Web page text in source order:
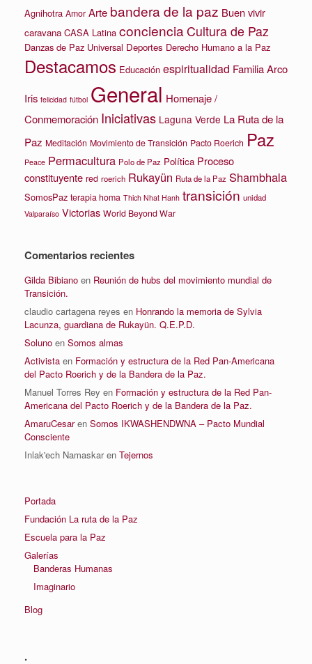
Agnihotra Amor Arte bandera de la paz Buen vivir
caravana CASA Latina concienciaCultura de Paz
Danzas de Paz Universal Deportes Derecho Humano a la Paz
Destacamos Educación espiritualidad Familia Arco
Iris felicidad fútbol General Homenaje /
Conmemoración Iniciativas Laguna Verde La Ruta de la
Paz Meditación Movimiento de Transición Pacto Roerich Paz
Peace Permacultura Polo de Paz Política Proceso
constituyente red roerich Rukayün Ruta de la Paz Shambhala
SomosPaz terapia homa Thich Nhat Hanh transición unidad
Valparaíso Victorias World Beyond War
Comentarios recientes
Gilda Bibiano en Reunión de hubs del movimiento mundial de
Transición.
claudio cartagena reyes en Honrando la memoria de Sylvia
Lacunza, guardiana de Rukayün. Q.E.P.D.
Soluno en Somos almas
Activista en Formación y estructura de la Red Pan-Americana
del Pacto Roerich y de la Bandera de la Paz.
Manuel Torres Rey en Formación y estructura de la Red Pan-
Americana del Pacto Roerich y de la Bandera de la Paz.
AmaruCesaren Somos IKWASHENDWNA – Pacto Mundial
Consciente
Inlak'ech Namaskaren Tejernos
Portada
Fundación La ruta de la Paz
Escuela para la Paz
Galerías
Banderas Humanas
Imaginario
Blog
.